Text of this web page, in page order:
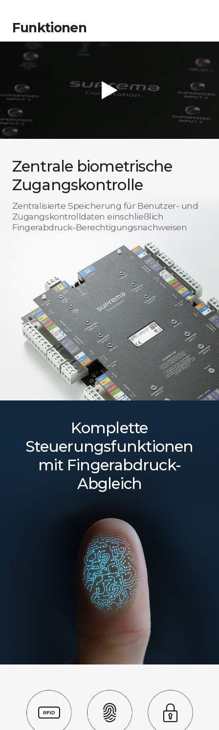
Funktionen
Zentrale biometrische
Zugangskontrolle
Zentralisierte Speicherung für Benutzer- und
Zugangskontrolldaten einschließlich
Fingerabdruck-Berechtigungsnachweisen
Komplette
Steuerungsfunktionen
mit Fingerabdruck-
Abgleich